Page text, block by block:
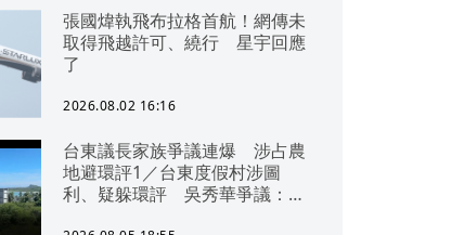
張國煒執飛布拉格首航！網傳未
取得飛越許可、繞行 星宇回應
了
2026.08.02 16:16
台東議長家族爭議連爆 涉占農
地避環評1／台東度假村涉圖
利、疑躲環評 吳秀華爭議：概